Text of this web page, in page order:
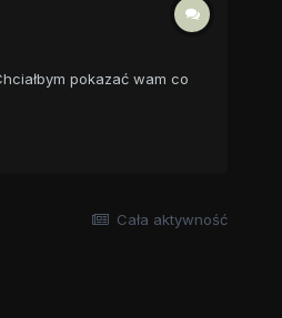
pokazać wam co
Cała aktywność